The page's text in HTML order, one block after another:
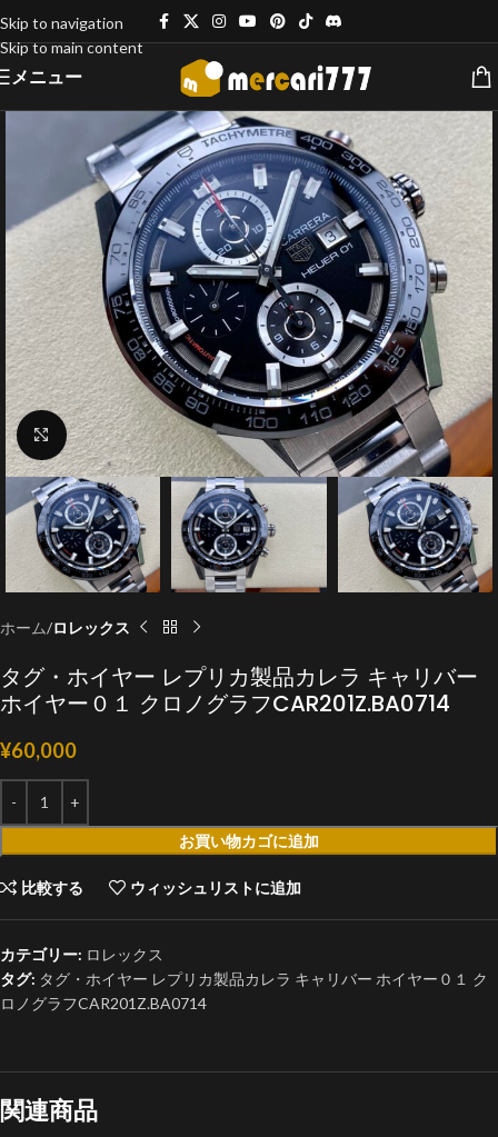
Skip to navigation
Skip to main content
メニュー
クリックで拡大
ホーム ロレックス
タグ・ホイヤー レプリカ製品カレラ キャリバー
ホイヤー０１ クロノグラフCAR201Z.BA0714
¥60,000
お買い物カゴに追加
比較する ウィッシュリストに追加
カテゴリー: ロレックス
タグ: タグ・ホイヤー レプリカ製品カレラ キャリバー ホイヤー０１ ク
ロノグラフCAR201Z.BA0714
関連商品